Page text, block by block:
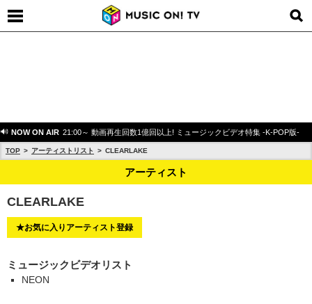
NOW ON AIR 21:00～ 動画再生回数1億回以上! ミュージックビデオ特集 -K-POP版-
TOP アーティストリスト CLEARLAKE
アーティスト
CLEARLAKE
★お気に入りアーティスト登録
ミュージックビデオリスト
NEON